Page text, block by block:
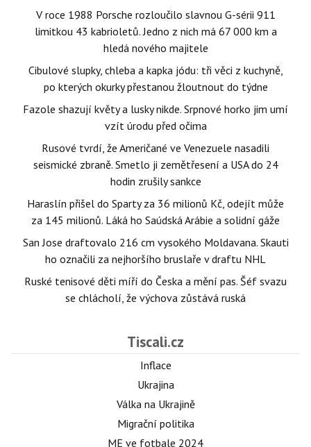
V roce 1988 Porsche rozloučilo slavnou G-sérii 911
limitkou 43 kabrioletů. Jedno z nich má 67 000 km a
hledá nového majitele
Cibulové slupky, chleba a kapka jódu: tři věci z kuchyně,
po kterých okurky přestanou žloutnout do týdne
Fazole shazují květy a lusky nikde. Srpnové horko jim umí
vzít úrodu před očima
Rusové tvrdí, že Američané ve Venezuele nasadili
seismické zbraně. Smetlo ji zemětřesení a USA do 24
hodin zrušily sankce
Haraslín přišel do Sparty za 36 milionů Kč, odejít může
za 145 milionů. Láká ho Saúdská Arábie a solidní gáže
San Jose draftovalo 216 cm vysokého Moldavana. Skauti
ho označili za nejhoršího bruslaře v draftu NHL
Ruské tenisové děti míří do Česka a mění pas. Šéf svazu
se chlácholí, že výchova zůstává ruská
Tiscali.cz
Inflace
Ukrajina
Válka na Ukrajině
Migrační politika
ME ve fotbale 2024